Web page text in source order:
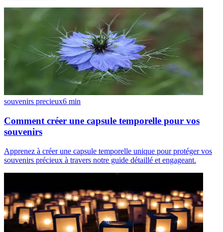
souvenirs precieux6 min
Comment créer une capsule temporelle pour vos
souvenirs
Apprenez à créer une capsule temporelle unique pour protéger vos
souvenirs précieux à travers notre guide détaillé et engageant.